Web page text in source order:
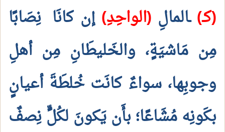
(كـ)ـالمالِ (الواحِدِ) إن كانَا نِصَابًا
مِن مَاشيَةٍ، والخَليطَانِ مِن أهلِ
وجوبِها، سواءٌ كانَت خُلطَةَ أعيانٍ
بكَونِه مُشَاعًا؛ بأَن يَكونَ لكُلٍّ نِصفٌ